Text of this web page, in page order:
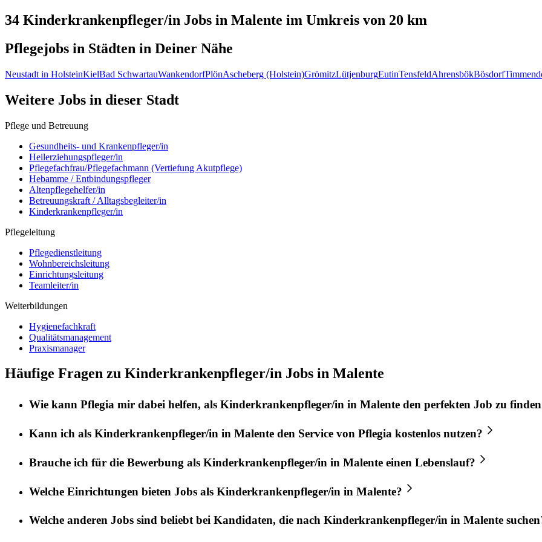
34 Kinderkrankenpfleger/in Jobs in Malente im Umkreis von 20 km
Pflegejobs in Städten in Deiner Nähe
Neustadt in HolsteinKielBad SchwartauWankendorfPlönAscheberg (Holstein)GrömitzLütjenburgEutinTensfeldAhrensbökBösdorf
Weitere Jobs in dieser Stadt
Pflege und Betreuung
Gesundheits- und Krankenpfleger/in
Heilerziehungspfleger/in
Pflegefachfrau/Pflegefachmann (Vertiefung Akutpflege)
Hebamme / Entbindungspfleger
Altenpflegehelfer/in
Betreuungskraft / Alltagsbegleiter/in
Kinderkrankenpfleger/in
Pflegeleitung
Pflegedienstleitung
Wohnbereichsleitung
Einrichtungsleitung
Teamleiter/in
Weiterbildungen
Hygienefachkraft
Qualitätsmanagement
Praxismanager
Häufige Fragen zu Kinderkrankenpfleger/in Jobs in Malente
Wie kann Pflegia mir dabei helfen, als Kinderkrankenpfleger/in in Malente den perfekten Job zu
Kann ich als Kinderkrankenpfleger/in in Malente den Service von Pflegia kostenlos nutzen?
Brauche ich für die Bewerbung als Kinderkrankenpfleger/in in Malente einen Lebenslauf?
Welche Einrichtungen bieten Jobs als Kinderkrankenpfleger/in in Malente?
Welche anderen Jobs sind beliebt bei Kandidaten, die nach Kinderkrankenpfleger/in in Malente